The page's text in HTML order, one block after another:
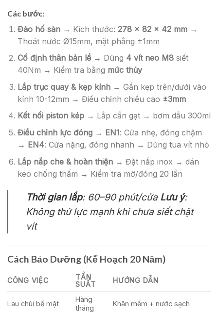
Các bước:
Đào hố sàn→ Kích thước: 278 x 82 x 42 mm→
Thoát nước Ø15mm, mặt phẳng ±1mm
Cố định thân bản lề→ Dùng 4 vít neo M8siết
40Nm → Kiểm tra bằng mức thủy
Lắp trục quay & kẹp kính→ Gắn kẹp trên/dưới vào
kính 10-12mm → Điều chỉnh chiều cao ±3mm
Kết nối piston kép→ Lắp cần gạt → bơm dầu 300ml
Điều chỉnh lực đóng→ EN1: Cửa nhẹ, đóng chậm
→ EN4: Cửa nặng, đóng nhanh → Dùng tua vít nhỏ
Lắp nắp che & hoàn thiện→ Đặt nắp inox → dán
keo chống thấm → Kiểm tra mở/đóng 20 lần
Thời gian lắp: 60–90 phút/cửa Lưu ý:
Không thử lực mạnh khi chưa siết chặt
vít
Cách Bảo Dưỡng (Kế Hoạch 20 Năm)
CÔNG VIỆC
TẦN
SUẤT
HƯỚNG DẪN
Lau chùi bề mặt
Hàng
tháng
Khăn mềm + nước sạch